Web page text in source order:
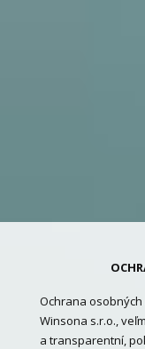
Ochrana
Winsona s.r.o.,
a transparentní,